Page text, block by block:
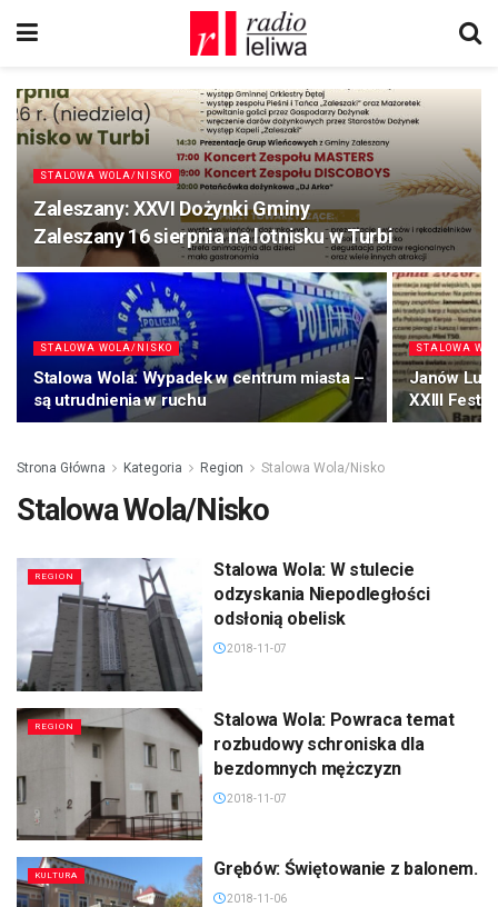
STALOWA WOLA/NISKO
Zaleszany: XXVI Dożynki Gminy
Zaleszany 16 sierpnia na lotnisku w Turbi
STALOWA WOLA/NISKO
Stalowa Wola: Wypadek w centrum miasta –
są utrudnienia w ruchu
STALOWA
Janów
XXIII
Strona Główna Kategoria Region Stalowa Wola/Nisko
Stalowa Wola/Nisko
REGION
Stalowa Wola: W stulecie
odzyskania Niepodległości
odsłonią obelisk
2018-11-07
REGION
Stalowa Wola: Powraca temat
rozbudowy schroniska dla
bezdomnych mężczyzn
2018-11-07
KULTURA Grębów: Świętowanie z balonem.
2018-11-06